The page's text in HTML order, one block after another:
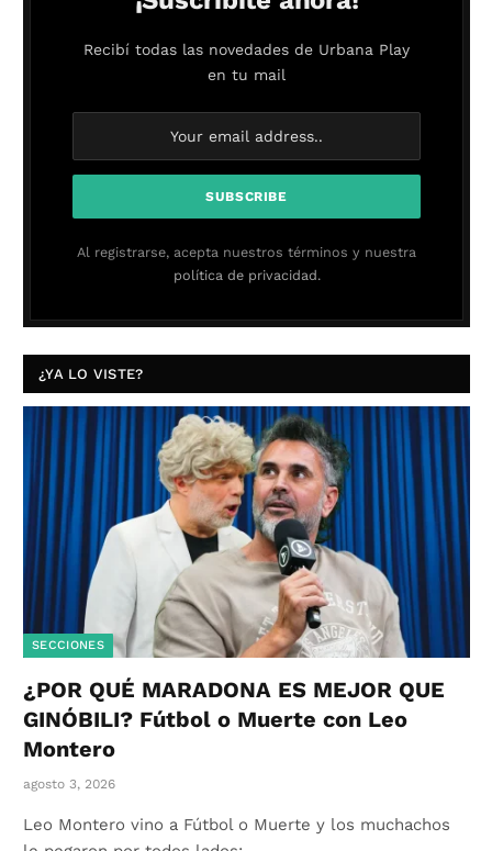
Recibí todas las novedades de Urbana Play
en tu mail
Al registrarse, acepta nuestros términos y nuestra
política de privacidad.
¿YA LO VISTE?
SECCIONES
¿POR QUÉ MARADONA ES MEJOR QUE
GINÓBILI? Fútbol o Muerte con Leo
Montero
agosto 3, 2026
Leo Montero vino a Fútbol o Muerte y los muchachos